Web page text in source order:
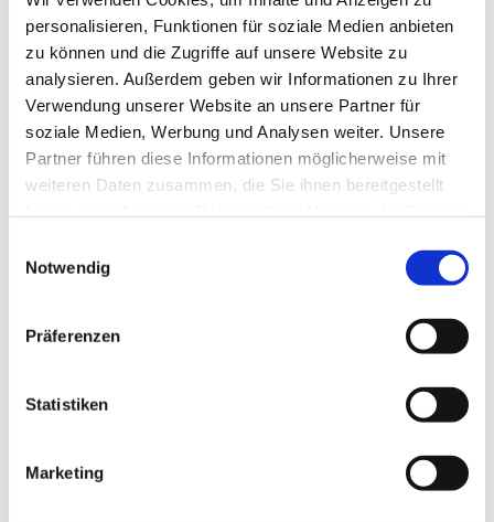
personalisieren, Funktionen für soziale Medien anbieten
zu können und die Zugriffe auf unsere Website zu
analysieren. Außerdem geben wir Informationen zu Ihrer
Verwendung unserer Website an unsere Partner für
soziale Medien, Werbung und Analysen weiter. Unsere
Partner führen diese Informationen möglicherweise mit
weiteren Daten zusammen, die Sie ihnen bereitgestellt
Notwendig
Präferenzen
Statistiken
Marketing